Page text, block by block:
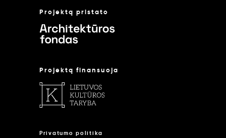
Projektą pristato
Projektą finansuoja
Privatumo politika